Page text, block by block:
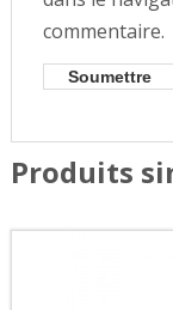
commentaire.
Produits